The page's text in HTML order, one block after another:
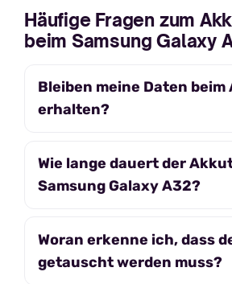
Häufige Fragen zum
beim Samsung Galaxy
Bleiben meine Daten
erhalten?
Wie lange dauert der
Samsung Galaxy A32?
Woran erkenne ich, dass
getauscht werden muss?